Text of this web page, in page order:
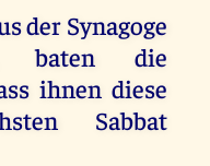
der Synagoge
baten
die
ihnen diese
Sabbat